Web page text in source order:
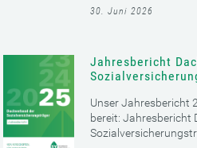
30. Juni 2026
Jahresbericht
Unser Jahresbericht
bereit: Jahresbericht